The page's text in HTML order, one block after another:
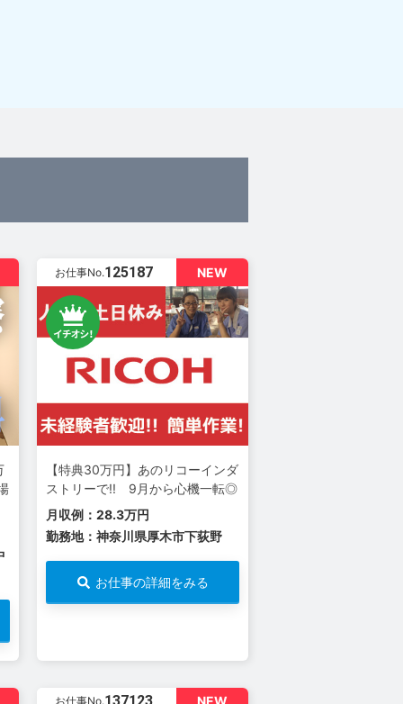
NEW
お仕事No.125187
【特典30万円】あのリコーインダ
ストリーで!! 9月から心機一転◎
月収例：28.3万円
勤務地：神奈川県厚木市下荻野
お仕事の詳細をみる
お仕事No.